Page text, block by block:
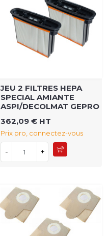
JEU 2 FILTRES HEPA
SPECIAL AMIANTE
ASPI/DECOLMAT GEPRO
362,09 € HT
Prix pro, connectez-vous
- +